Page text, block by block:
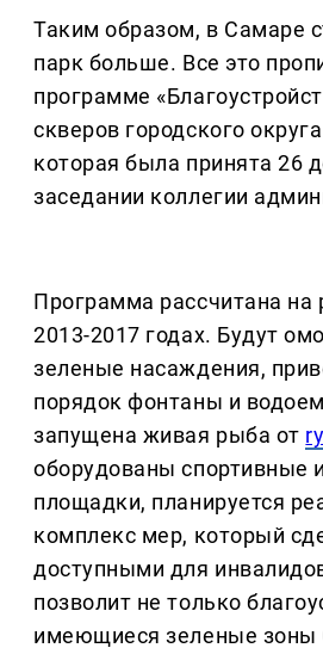
Таким образом, в Самаре
парк больше. Все это
программе
скверов городского
которая была принята 26
заседании коллегии
Программа рассчитана на
2013-2017 годах. Будут
зеленые насаждения,
порядок фонтаны и
запущена живая рыба от
оборудованы спортивные
площадки, планируется
комплекс мер, который
доступными для
позволит не только
имеющиеся зеленые зоны